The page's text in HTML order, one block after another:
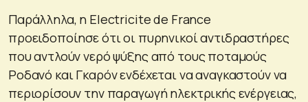
Παράλληλα, η Electricite de France
προειδοποίησε ότι οι πυρηνικοί αντιδραστήρες
που αντλούν νερό ψύξης από τους ποταμούς
Ροδανό και Γκαρόν ενδέχεται να αναγκαστούν να
περιορίσουν την παραγωγή ηλεκτρικής ενέργειας,